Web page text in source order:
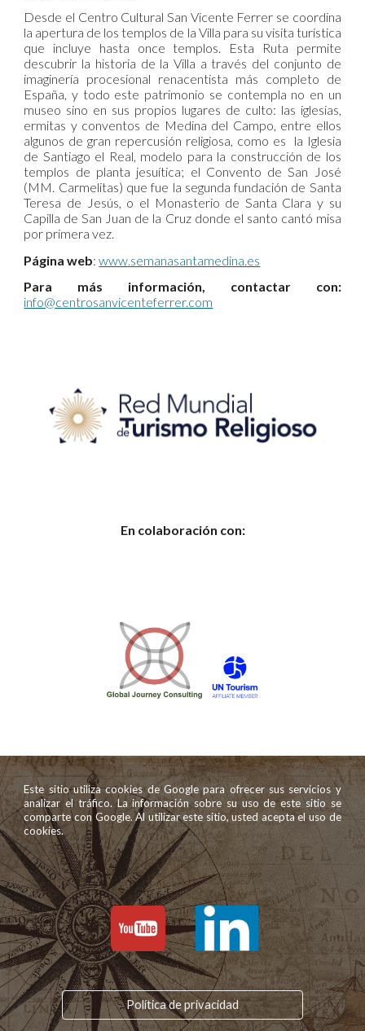
Desde el Centro Cultural San Vicente Ferrer se coordina
la apertura de los templos de la Villa para su visita turística
que incluye hasta once templos. Esta Ruta permite
descubrir la historia de la Villa a través del conjunto de
imaginería procesional renacentista más completo de
España, y todo este patrimonio se contempla no en un
museo sino en sus propios lugares de culto: las iglesias,
ermitas y conventos de Medina del Campo, entre ellos
algunos de gran repercusión religiosa, como es la Iglesia
de Santiago el Real, modelo para la construcción de los
templos de planta jesuítica; el Convento de San José
(MM. Carmelitas) que fue la segunda fundación de Santa
Teresa de Jesús, o el Monasterio de Santa Clara y su
Capilla de San Juan de la Cruz donde el santo cantó misa
por primera vez.
Página web:www.semanasantamedina.es
Para más información, contactar con:
info@centrosanvicenteferrer.com
En colaboración con:
Este sitio utiliza cookies de Google para ofrecer sus servicios y
analizar el tráfico. La información sobre su uso de este sitio se
comparte con Google. Al utilizar este sitio, usted acepta el uso de
cookies.
Política de privacidad